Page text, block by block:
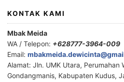
KONTAK KAMI
Mbak Meida
WA / Telepon: +628777-3964-009
Email:
Alamat: Jln. UMK Utara, Perumahan
Gondangmanis, Kabupaten Kudus,